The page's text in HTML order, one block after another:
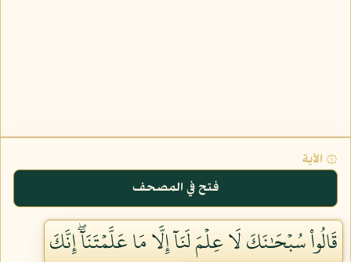
۞ الآية
فتح في المصحف
قَالُواْ سُبۡحَٰنَكَ لَا عِلۡمَ لَنَآ إِلَّا مَا عَلَّمۡتَنَآۖ إِنَّكَ